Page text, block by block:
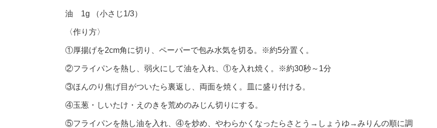
油 1g （小さじ1/3）
〈作り方〉
①厚揚げを2cm角に切り、ペーパーで包み水気を切る。※約5分置く。
②フライパンを熱し、弱火にして油を入れ、①を入れ焼く。※約30秒～1分
③ほんのり焦げ目がついたら裏返し、両面を焼く。皿に盛り付ける。
④玉葱・しいたけ・えのきを荒めのみじん切りにする。
⑤フライパンを熱し油を入れ、④を炒め、やわらかくなったらさとう→しょうゆ→みりんの順に調